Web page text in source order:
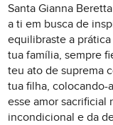
Santa Gianna
a ti em busca de
equilibraste a
tua família, sempre
teu ato de suprema
tua filha, colocando-
esse amor sacrificial
incondicional e da